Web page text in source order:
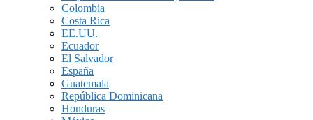
Colombia
Costa Rica
EE.UU.
Ecuador
El Salvador
España
Guatemala
República Dominicana
Honduras